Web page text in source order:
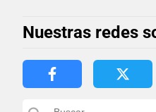
Nuestras redes